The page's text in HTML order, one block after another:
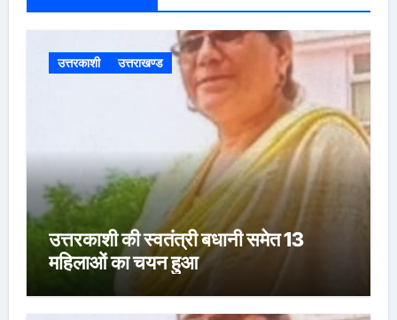
उत्तरकाशी उत्तराखण्ड
उत्तरकाशी की स्वतंत्री बधानी समेत 13
महिलाओं का चयन हुआ